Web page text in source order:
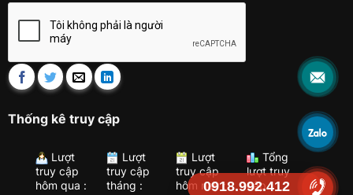
Thống kê truy cập
Lượt
truy cập
hôm qua :
Lượt
truy cập
tháng :
Lượt
truy cập
hôm nay :
Tổng
lượt truy
cập :
0918.992.412